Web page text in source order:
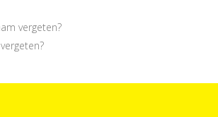
vergeten?